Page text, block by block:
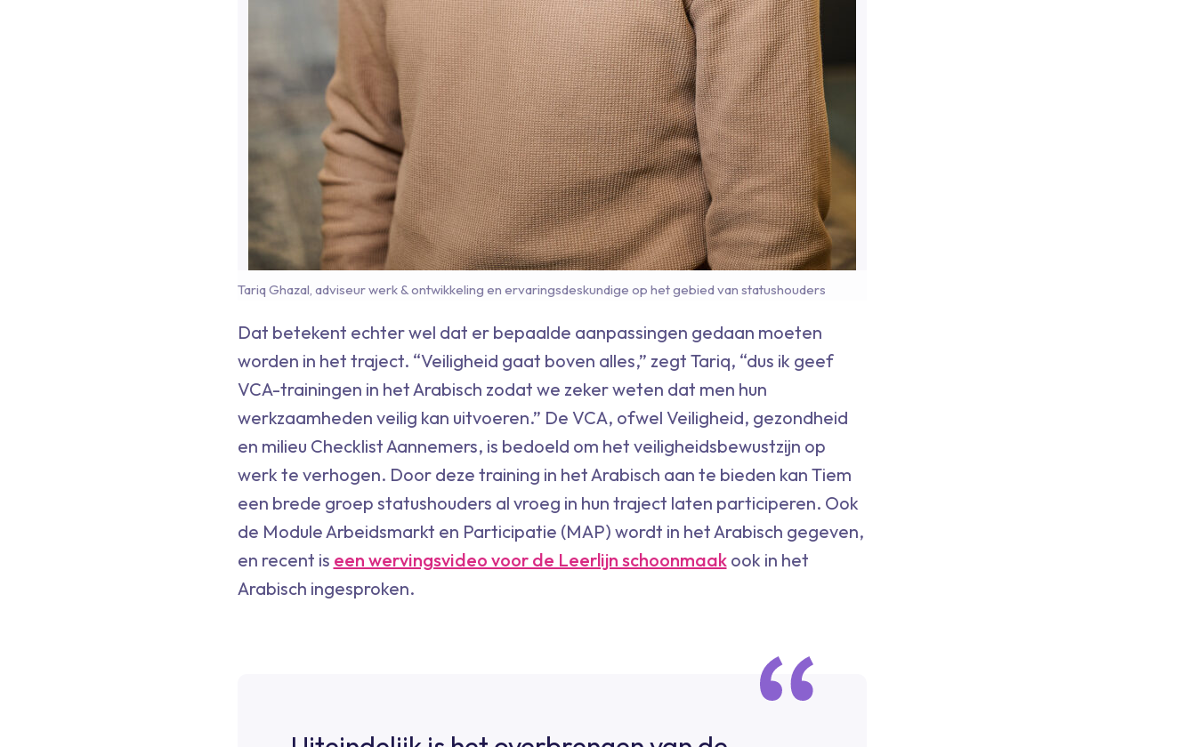
Tariq Ghazal, adviseur werk & ontwikkeling en ervaringsdeskundige op het gebied van statushouders
Dat betekent echter wel dat er bepaalde aanpassingen gedaan moeten
worden in het traject. “Veiligheid gaat boven alles,” zegt Tariq, “dus ik geef
VCA-trainingen in het Arabisch zodat we zeker weten dat men hun
werkzaamheden veilig kan uitvoeren.” De VCA, ofwel Veiligheid, gezondheid
en milieu Checklist Aannemers, is bedoeld om het veiligheidsbewustzijn op
werk te verhogen. Door deze training in het Arabisch aan te bieden kan Tiem
een brede groep statushouders al vroeg in hun traject laten participeren. Ook
de Module Arbeidsmarkt en Participatie (MAP) wordt in het Arabisch gegeven,
en recent is een wervingsvideo voor de Leerlijn schoonmaakook in het
Arabisch ingesproken.